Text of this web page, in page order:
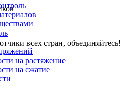
на растяжение
на сжатие
всех стран, объединяйтесь!